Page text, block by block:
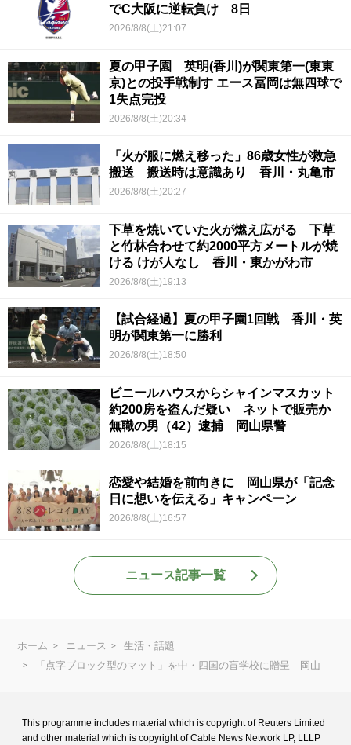
でC大阪に逆転負け 8日
2026/8/8(土)21:07
夏の甲子園 英明(香川)が関東第一(東東
京)との投手戦制す エース冨岡は無四球で
1失点完投
2026/8/8(土)20:34
「火が服に燃え移った」86歳女性が救急
搬送 搬送時は意識あり 香川・丸亀市
2026/8/8(土)20:27
下草を焼いていた火が燃え広がる 下草
と竹林合わせて約2000平方メートルが焼
ける けが人なし 香川・東かがわ市
2026/8/8(土)19:13
【試合経過】夏の甲子園1回戦 香川・英
明が関東第一に勝利
2026/8/8(土)18:50
ビニールハウスからシャインマスカット
約200房を盗んだ疑い ネットで販売か
無職の男（42）逮捕 岡山県警
2026/8/8(土)18:15
恋愛や結婚を前向きに 岡山県が「記念
日に想いを伝える」キャンペーン
2026/8/8(土)16:57
ニュース記事一覧
ホーム ニュース
生活・話題
「点字ブロック型のマット」を中・四国の盲学校に贈呈 岡山
This programme includes material which is copyright of Reuters Limited
and other material which is copyright of Cable News Network LP, LLLP